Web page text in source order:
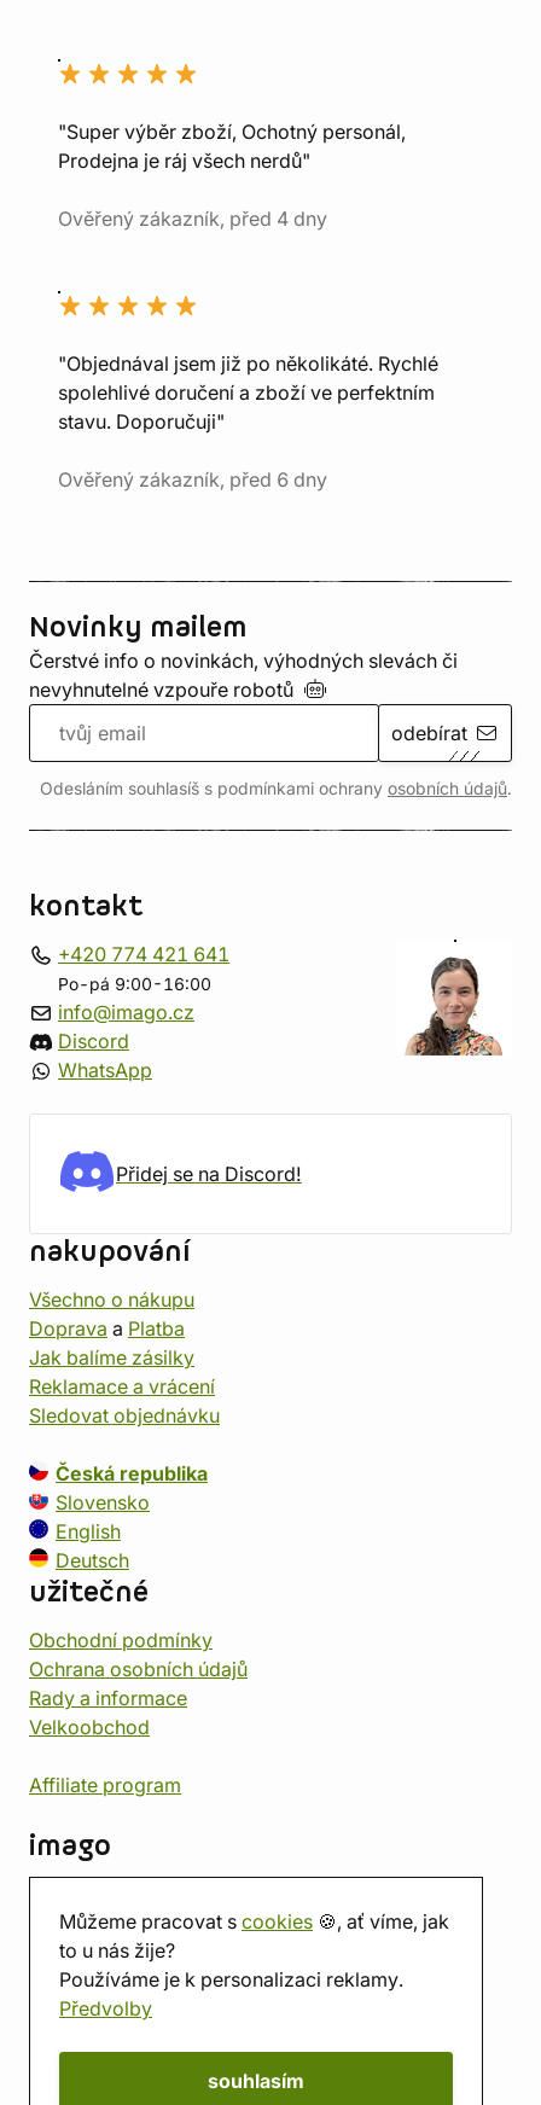
Můžeme pracovat s cookies 🍪, ať víme, jak
to u nás žije?
Používáme je k personalizaci reklamy.
Předvolby
souhlasím
"Super výběr zboží, Ochotný personál,
Prodejna je ráj všech nerdů"
Ověřený zákazník, před 4 dny
"Objednával jsem již po několikáté. Rychlé
spolehlivé doručení a zboží ve perfektním
stavu. Doporučuji"
Ověřený zákazník, před 6 dny
Novinky mailem
Čerstvé info o novinkách, výhodných slevách či
nevyhnutelné vzpouře robotů
odebírat
Odesláním souhlasíš s podmínkami ochrany osobních údajů.
kontakt
+420 774 421 641
Po-pá 9:00-16:00
info@imago.cz
Discord
WhatsApp
Přidej se na Discord!
nakupování
Všechno o nákupu
Doprava a Platba
Jak balíme zásilky
Reklamace a vrácení
Sledovat objednávku
Česká republika
Slovensko
English
Deutsch
užitečné
Obchodní podmínky
Ochrana osobních údajů
Rady a informace
Velkoobchod
Affiliate program
imago
Prodejna
Herna
O nás
Hodnocení obchodu